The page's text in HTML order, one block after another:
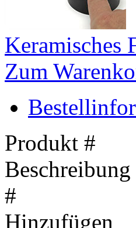
Keramisches
Zum
Produkt #
Beschreibung
#
Hinzufügen